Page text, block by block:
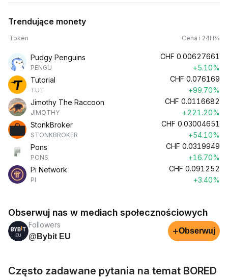
Trendujące monety
Token Cena i 24H%
Pudgy Penguins
PENGU
CHF 0.00627661
+5.10%
Tutorial
TUT
CHF 0.076169
+99.70%
Jimothy The Raccoon
JIMOTHY
CHF 0.0116682
+221.20%
StonkBroker
STONKBROKER
CHF 0.03004651
+54.10%
Pons
PONS
CHF 0.0319949
+16.70%
Pi Network
PI
CHF 0.091252
+3.40%
Obserwuj nas w mediach społecznościowych
Followers
@Bybit EU
+Obserwuj
Często zadawane pytania na temat BORED